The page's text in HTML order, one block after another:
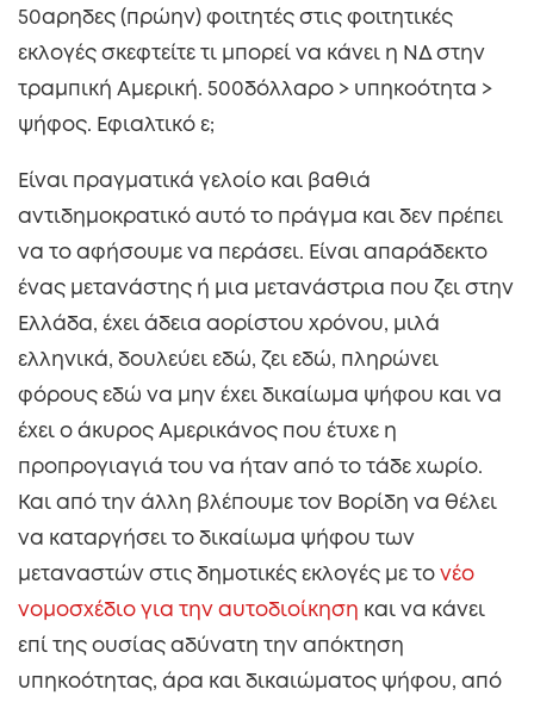
50αρηδες (πρώην) φοιτητές στις φοιτητικές
εκλογές σκεφτείτε τι μπορεί να κάνει η ΝΔ στην
τραμπική Αμερική. 500δόλλαρο > υπηκοότητα >
ψήφος. Εφιαλτικό ε;
Είναι πραγματικά γελοίο και βαθιά
αντιδημοκρατικό αυτό το πράγμα και δεν πρέπει
να το αφήσουμε να περάσει. Είναι απαράδεκτο
ένας μετανάστης ή μια μετανάστρια που ζει στην
Ελλάδα, έχει άδεια αορίστου χρόνου, μιλά
ελληνικά, δουλεύει εδώ, ζει εδώ, πληρώνει
φόρους εδώ να μην έχει δικαίωμα ψήφου και να
έχει ο άκυρος Αμερικάνος που έτυχε η
προπρογιαγιά του να ήταν από το τάδε χωρίο.
Και από την άλλη βλέπουμε τον Βορίδη να θέλει
να καταργήσει το δικαίωμα ψήφου των
μεταναστών στις δημοτικές εκλογές με το νέο
νομοσχέδιο για την αυτοδιοίκηση και να κάνει
επί της ουσίας αδύνατη την απόκτηση
υπηκοότητας, άρα και δικαιώματος ψήφου, από